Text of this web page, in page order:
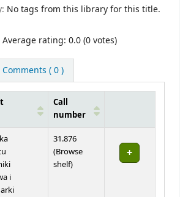
No tags from this library for this title.
Average rating: 0.0 (0 votes)
Comments ( 0 )
Call
number
i
31.876
(Browse
shelf(Opens below)
)